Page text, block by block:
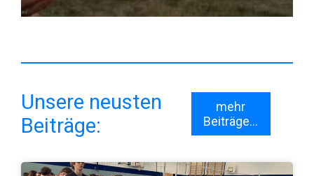
Unsere neusten
Beiträge:
mehr
Beiträge...